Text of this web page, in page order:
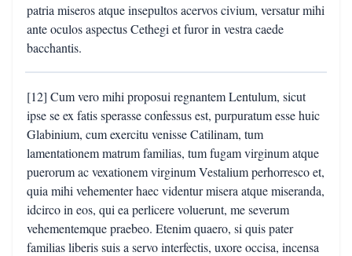
patria miseros atque insepultos acervos civium, versatur mihi
ante oculos aspectus Cethegi et furor in vestra caede
bacchantis.
[12] Cum vero mihi proposui regnantem Lentulum, sicut
ipse se ex fatis sperasse confessus est, purpuratum esse huic
Glabinium, cum exercitu venisse Catilinam, tum
lamentationem matrum familias, tum fugam virginum atque
puerorum ac vexationem virginum Vestalium perhorresco et,
quia mihi vehementer haec videntur misera atque miseranda,
idcirco in eos, qui ea perlicere voluerunt, me severum
vehementemque praebeo. Etenim quaero, si quis pater
familias liberis suis a servo interfectis, uxore occisa, incensa